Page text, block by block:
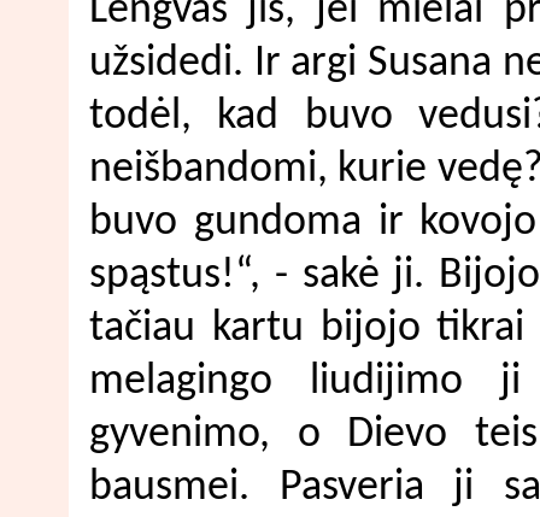
Lengvas jis, jei mielai
užsidedi. Ir argi Susana
todėl, kad buvo
neišbandomi, kurie
buvo gundoma ir
spąstus!“, - sakė ji.
tačiau kartu bijojo tikrai
melagingo liudijimo
gyvenimo, o Dievo
bausmei. Pasveria ji